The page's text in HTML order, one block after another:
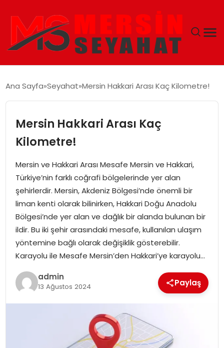
EKONOMI
EĞITIM
GÜNCEL
Ana Sayfa Seyahat Mersin Hakkari Arası Kaç Kilometre!
Mersin Hakkari Arası Kaç
Kilometre!
Mersin ve Hakkari Arası Mesafe Mersin ve Hakkari,
Türkiye’nin farklı coğrafi bölgelerinde yer alan
şehirlerdir. Mersin, Akdeniz Bölgesi’nde önemli bir
liman kenti olarak bilinirken, Hakkari Doğu Anadolu
Bölgesi’nde yer alan ve dağlık bir alanda bulunan bir
ildir. Bu iki şehir arasındaki mesafe, kullanılan ulaşım
yöntemine bağlı olarak değişiklik gösterebilir.
Karayolu ile Mesafe Mersin’den Hakkari’ye karayolu…
admin
13 Ağustos 2024 Paylaş